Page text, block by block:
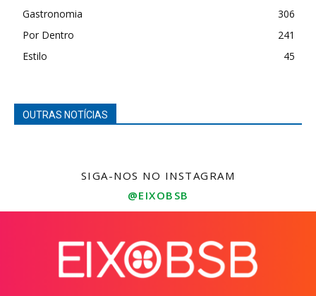
Gastronomia
306
Por Dentro
241
Estilo
45
OUTRAS NOTÍCIAS
SIGA-NOS NO INSTAGRAM
@EIXOBSB